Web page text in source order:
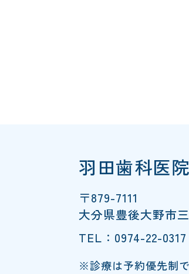
羽田歯科医院
〒879-7111
大分県豊後大野市
TEL：0974-22-0317
※診療は予約優先制で